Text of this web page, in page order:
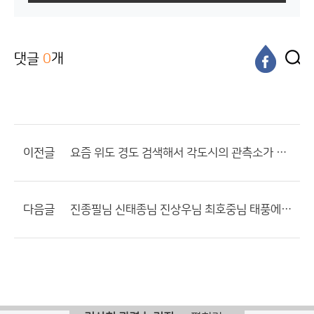
댓글 0개
이전글 요즘 위도 경도 검색해서 각도시의 관측소가 어디있는지
다음글 진종필님 신태종님 진상우님 최호중님 태풍에 질문있습니다 ........